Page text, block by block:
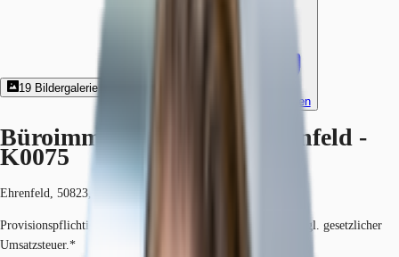
19 Bildergalerie
Exposé herunterladen
Büroimmobilie - Köln, Ehrenfeld -
K0075
Ehrenfeld, 50823, Köln, Nordrhein-Westfalen
Provisionspflichtig: bei Anmietung 3 Netto-Monatsmieten zzgl. gesetzlicher
Umsatzsteuer.*